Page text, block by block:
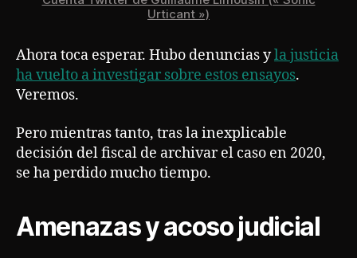
Urticant »)
Ahora toca esperar. Hubo denuncias yla justicia
ha vuelto a investigar sobre estos ensayos.
Veremos.
Pero mientras tanto, tras la inexplicable
decisión del fiscal de archivar el caso en 2020,
se ha perdido mucho tiempo.
Amenazas y acoso judicial